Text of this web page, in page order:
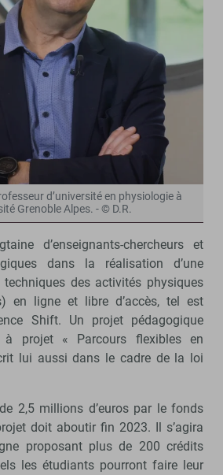
d’université en physiologie à
Grenoble Alpes. - © D.R.
d’enseignants-chercheurs et
dans la réalisation d’une
techniques des activités physiques
en ligne et libre d’accès, tel est
Shift. Un projet pédagogique
à projet « Parcours flexibles en
lui aussi dans le cadre de la loi
2,5 millions d’euros par le fonds
doit aboutir fin 2023. Il s’agira
proposant plus de 200 crédits
les étudiants pourront faire leur